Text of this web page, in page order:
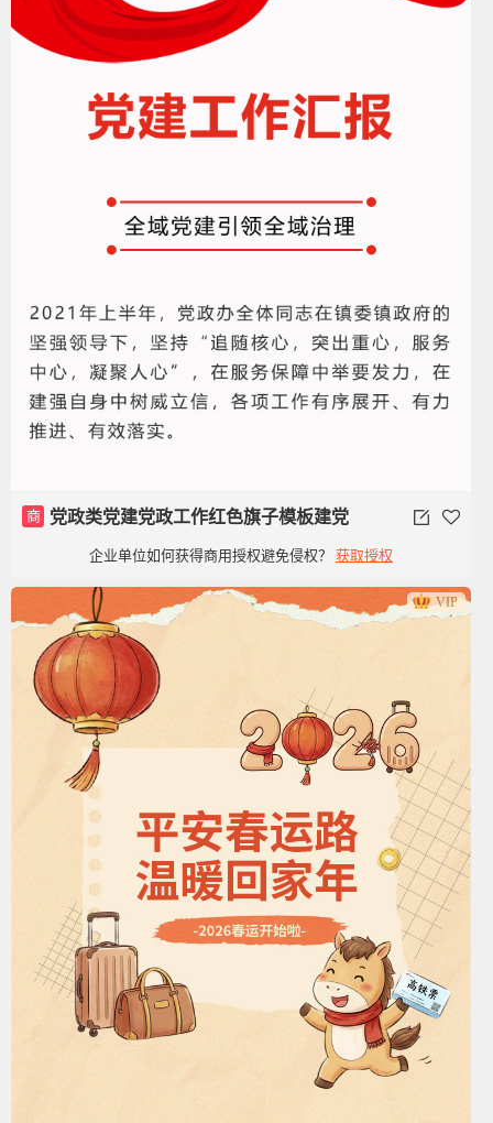
商 党政类党建党政工作红色旗子模板建党
企业单位如何获得商用授权避免侵权？ 获取授权
VIP